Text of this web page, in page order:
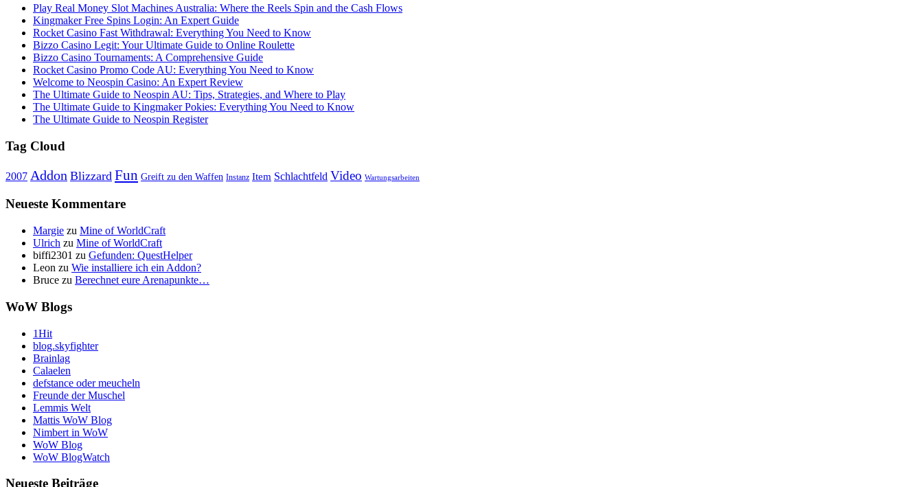
Play Real Money Slot Machines Australia: Where the Reels Spin and the Cash Flows
Kingmaker Free Spins Login: An Expert Guide
Rocket Casino Fast Withdrawal: Everything You Need to Know
Bizzo Casino Legit: Your Ultimate Guide to Online Roulette
Bizzo Casino Tournaments: A Comprehensive Guide
Rocket Casino Promo Code AU: Everything You Need to Know
Welcome to Neospin Casino: An Expert Review
The Ultimate Guide to Neospin AU: Tips, Strategies, and Where to Play
The Ultimate Guide to Kingmaker Pokies: Everything You Need to Know
The Ultimate Guide to Neospin Register
Tag Cloud
2007 Addon Blizzard Fun Greift zu den Waffen Instanz Item Schlachtfeld Video Wartungsarbeiten
Neueste Kommentare
Margie zu Mine of WorldCraft
Ulrich zu Mine of WorldCraft
biffi2301 zu Gefunden: QuestHelper
Leon zu Wie installiere ich ein Addon?
Bruce zu Berechnet eure Arenapunkte…
WoW Blogs
1Hit
blog.skyfighter
Brainlag
Calaelen
defstance oder meucheln
Freunde der Muschel
Lemmis Welt
Mattis WoW Blog
Nimbert in WoW
WoW Blog
WoW BlogWatch
Neueste Beiträge